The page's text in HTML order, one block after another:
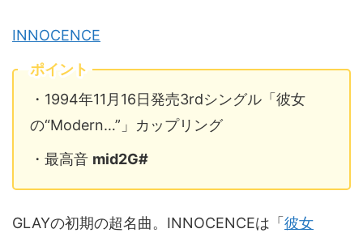
INNOCENCE
ポイント
・1994年11月16日発売3rdシングル「彼女
の“Modern…”」カップリング
・最高音 mid2G#
GLAYの初期の超名曲。INNOCENCEは「 彼女